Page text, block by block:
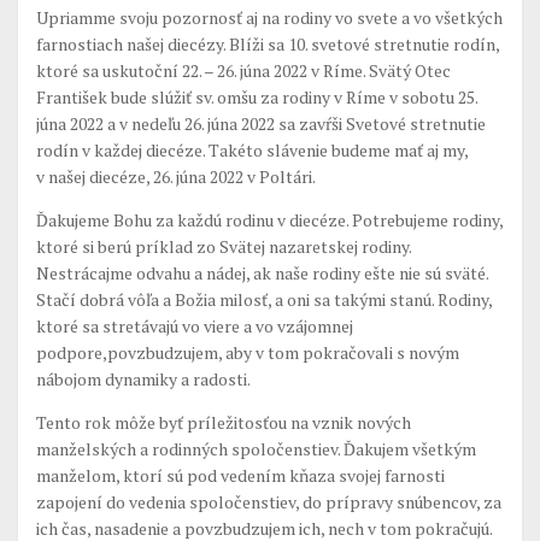
Upriamme svoju pozornosť aj na rodiny vo svete a vo všetkých
farnostiach našej diecézy. Blíži sa 10. svetové stretnutie rodín,
ktoré sa uskutoční 22. – 26. júna 2022 v Ríme. Svätý Otec
František bude slúžiť sv. omšu za rodiny v Ríme v sobotu 25.
júna 2022 a v nedeľu 26. júna 2022 sa zavŕši Svetové stretnutie
rodín v každej diecéze. Takéto slávenie budeme mať aj my,
v našej diecéze, 26. júna 2022 v Poltári.
Ďakujeme Bohu za každú rodinu v diecéze. Potrebujeme rodiny,
ktoré si berú príklad zo Svätej nazaretskej rodiny.
Nestrácajme odvahu a nádej, ak naše rodiny ešte nie sú sväté.
Stačí dobrá vôľa a Božia milosť, a oni sa takými stanú. Rodiny,
ktoré sa stretávajú vo viere a vo vzájomnej
podpore,povzbudzujem, aby v tom pokračovali s novým
nábojom dynamiky a radosti.
Tento rok môže byť príležitosťou na vznik nových
manželských a rodinných spoločenstiev. Ďakujem všetkým
manželom, ktorí sú pod vedením kňaza svojej farnosti
zapojení do vedenia spoločenstiev, do prípravy snúbencov, za
ich čas, nasadenie a povzbudzujem ich, nech v tom pokračujú.